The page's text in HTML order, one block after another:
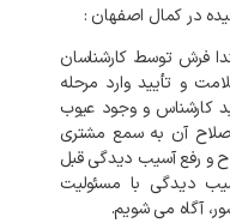
در کمال اصفهان :
فرش توسط کارشناسان
و تأیید وارد مرحله
کارشناس و وجود عیوب
آن به سمع مشتری
و رفع آسیب دیدگی قبل
دیدگی با مسئولیت
آگاه می شویم.